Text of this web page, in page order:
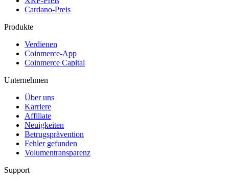
Cardano-Preis
Produkte
Verdienen
Coinmerce-App
Coinmerce Capital
Unternehmen
Über uns
Karriere
Affiliate
Neuigkeiten
Betrugsprävention
Fehler gefunden
Volumentransparenz
Support